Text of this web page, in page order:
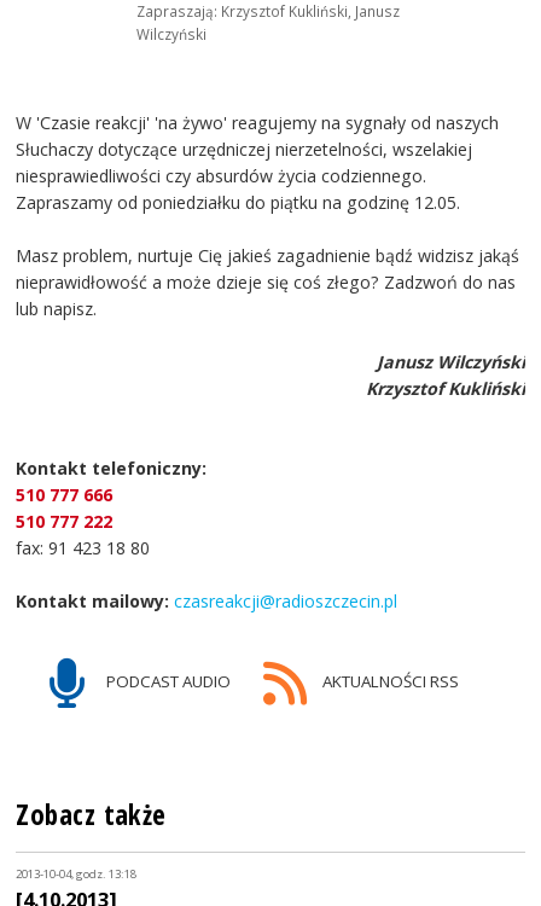
Zapraszają: Krzysztof Kukliński, Janusz
Wilczyński
W 'Czasie reakcji' 'na żywo' reagujemy na sygnały od naszych
Słuchaczy dotyczące urzędniczej nierzetelności, wszelakiej
niesprawiedliwości czy absurdów życia codziennego.
Zapraszamy od poniedziałku do piątku na godzinę 12.05.
Masz problem, nurtuje Cię jakieś zagadnienie bądź widzisz jakąś
nieprawidłowość a może dzieje się coś złego? Zadzwoń do nas
lub napisz.
Janusz Wilczyński
Krzysztof Kukliński
Kontakt telefoniczny:
510 777 666
510 777 222
fax: 91 423 18 80
Kontakt mailowy: czasreakcji@radioszczecin.pl
PODCAST AUDIO AKTUALNOŚCI RSS
Zobacz także
2013-10-04, godz. 13:18
[4.10.2013]